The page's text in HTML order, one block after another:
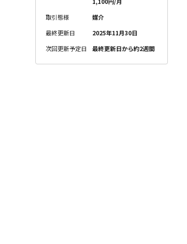
取引態様
媒介
最終更新日
2025年11月30日
次回更新予定日
最終更新日から約2週間